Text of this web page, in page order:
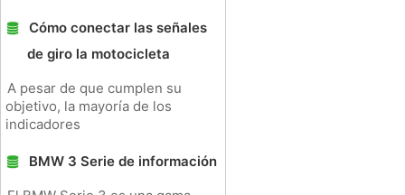
Cómo conectar las señales
de giro la motocicleta
A pesar de que cumplen su
objetivo, la mayoría de los
indicadores
BMW 3 Serie de información